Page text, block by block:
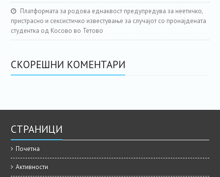
Платформата за родова еднаквост предупредува за неетичко,
пристрасно и сексистичко известување за случајот со пронајдената
студентка од Косово во Тетово
СКОРЕШНИ КОМЕНТАРИ
СТРАНИЦИ
Почетна
Активности